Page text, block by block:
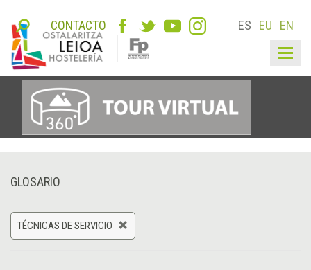
CONTACTO ES EU EN
GLOSARIO
TÉCNICAS DE SERVICIO